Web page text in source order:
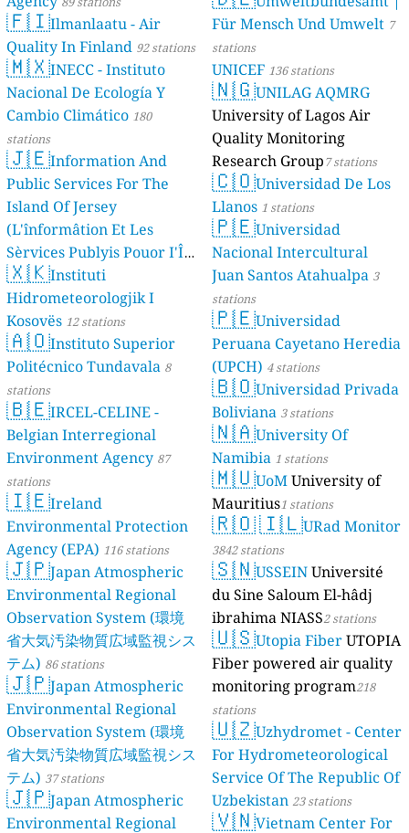
🇫🇮Ilmanlaatu - Air
Quality In Finland 92 stations
🇲🇽INECC - Instituto
Nacional De Ecología Y
Cambio Climático 180
stations
🇯🇪Information And
Public Services For The
Island Of Jersey
(L'înformâtion Et Les
Sèrvices Publyis Pouor I'Île
Dé Jèrri) 2 stations
🇽🇰Instituti
Hidrometeorologjik I
Kosovës 12 stations
🇦🇴Instituto Superior
Politécnico Tundavala 8
stations
🇧🇪IRCEL-CELINE -
Belgian Interregional
Environment Agency 87
stations
🇮🇪Ireland
Environmental Protection
Agency (EPA) 116 stations
🇯🇵Japan Atmospheric
Environmental Regional
Observation System (環境
省大気汚染物質広域監視シス
テム) 86 stations
🇯🇵Japan Atmospheric
Environmental Regional
Observation System (環境
省大気汚染物質広域監視シス
テム) 37 stations
🇯🇵Japan Atmospheric
Environmental Regional
Für Mensch Und Umwelt 7
stations
UNICEF 136 stations
🇳🇬UNILAG AQMRG
University of Lagos Air
Quality Monitoring
Research Group7 stations
🇨🇴Universidad De Los
Llanos 1 stations
🇵🇪Universidad
Nacional Intercultural
Juan Santos Atahualpa 3
stations
🇵🇪Universidad
Peruana Cayetano Heredia
(UPCH) 4 stations
🇧🇴Universidad Privada
Boliviana 3 stations
🇳🇦University Of
Namibia 1 stations
🇲🇺UoMUniversity of
Mauritius1 stations
🇷🇴🇮🇱URad Monitor
3842 stations
🇸🇳USSEINUniversité
du Sine Saloum El-hâdj
ibrahima NIASS2 stations
🇺🇸Utopia FiberUTOPIA
Fiber powered air quality
monitoring program218
stations
🇺🇿Uzhydromet - Center
For Hydrometeorological
Service Of The Republic Of
Uzbekistan 23 stations
🇻🇳Vietnam Center For